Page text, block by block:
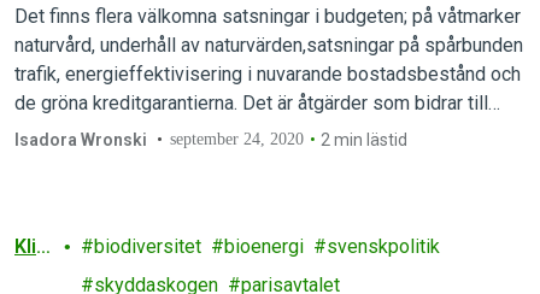
Det finns flera välkomna satsningar i budgeten; på våtmarker
naturvård, underhåll av naturvärden,satsningar på spårbunden
trafik, energieffektivisering i nuvarande bostadsbestånd och
de gröna kreditgarantierna. Det är åtgärder som bidrar till…
Isadora Wronski september 24, 2020 2 min lästid
Klim
biodiversitet bioenergi
svenskpolitik
skyddaskogen
parisavtalet